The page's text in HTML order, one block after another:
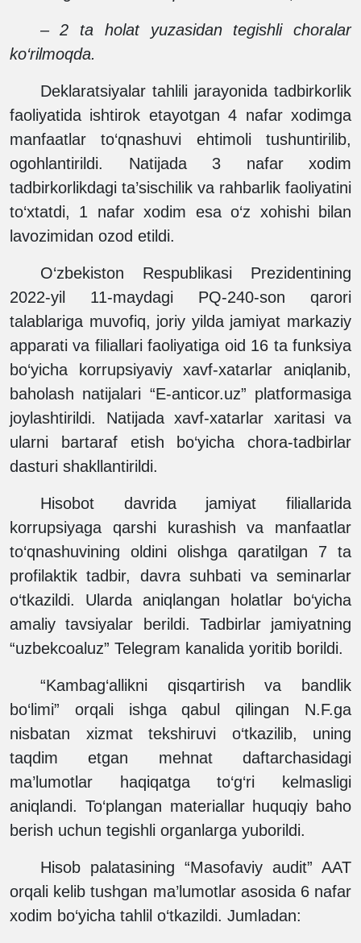
– 2 ta holat yuzasidan tegishli choralar
ko‘rilmoqda.
Deklaratsiyalar tahlili jarayonida tadbirkorlik
faoliyatida ishtirok etayotgan 4 nafar xodimga
manfaatlar to‘qnashuvi ehtimoli tushuntirilib,
ogohlantirildi. Natijada 3 nafar xodim
tadbirkorlikdagi ta’sischilik va rahbarlik faoliyatini
to‘xtatdi, 1 nafar xodim esa o‘z xohishi bilan
lavozimidan ozod etildi.
O‘zbekiston Respublikasi Prezidentining
2022-yil 11-maydagi PQ-240-son qarori
talablariga muvofiq, joriy yilda jamiyat markaziy
apparati va filiallari faoliyatiga oid 16 ta funksiya
bo‘yicha korrupsiyaviy xavf-xatarlar aniqlanib,
baholash natijalari “E-anticor.uz” platformasiga
joylashtirildi. Natijada xavf-xatarlar xaritasi va
ularni bartaraf etish bo‘yicha chora-tadbirlar
dasturi shakllantirildi.
Hisobot davrida jamiyat filiallarida
korrupsiyaga qarshi kurashish va manfaatlar
to‘qnashuvining oldini olishga qaratilgan 7 ta
profilaktik tadbir, davra suhbati va seminarlar
o‘tkazildi. Ularda aniqlangan holatlar bo‘yicha
amaliy tavsiyalar berildi. Tadbirlar jamiyatning
“uzbekcoaluz” Telegram kanalida yoritib borildi.
“Kambag‘allikni qisqartirish va bandlik
bo‘limi” orqali ishga qabul qilingan N.F.ga
nisbatan xizmat tekshiruvi o‘tkazilib, uning
taqdim etgan mehnat daftarchasidagi
ma’lumotlar haqiqatga to‘g‘ri kelmasligi
aniqlandi. To‘plangan materiallar huquqiy baho
berish uchun tegishli organlarga yuborildi.
Hisob palatasining “Masofaviy audit” AAT
orqali kelib tushgan ma’lumotlar asosida 6 nafar
xodim bo‘yicha tahlil o‘tkazildi. Jumladan: